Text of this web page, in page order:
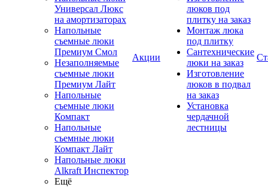
Универсал Люкс
на амортизаторах
Напольные
съемные люки
Премиум Смол
Незаполняемые
съемные люки
Премиум Лайт
Напольные
съемные люки
Компакт
Напольные
съемные люки
Компакт Лайт
Напольные люки
Alkraft Инспектор
Ещё
Акции
люков под
плитку на заказ
Монтаж люка
под плитку
Сантехнические
люки на заказ
Изготовление
люков в подвал
на заказ
Установка
чердачной
лестницы